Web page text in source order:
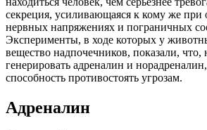
секреция, усиливающаяся к кому же при
нервных напряжениях и пограничных
Эксперименты, в ходе которых у
вещество надпочечников, показали,
генерировать адреналин и
способность противостоять угрозам.
Адреналин